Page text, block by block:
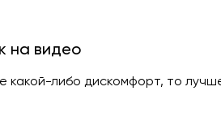
на видео
какой-либо дискомфорт, то